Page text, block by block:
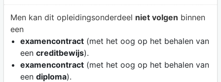
Men kan dit opleidingsonderdeel niet volgen binnen
een
examencontract(met het oog op het behalen van
een creditbewijs).
examencontract(met het oog op het behalen van
een diploma).